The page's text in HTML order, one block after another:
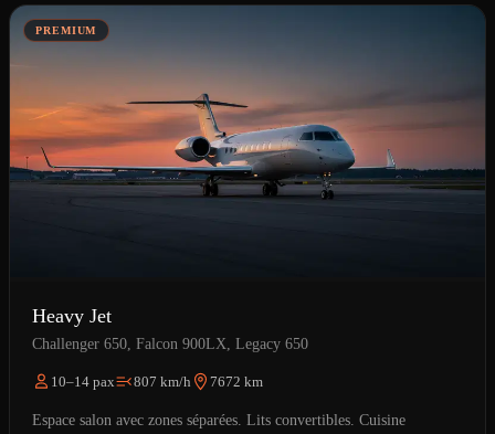
PREMIUM
Heavy Jet
Challenger 650, Falcon 900LX, Legacy 650
10–14 pax 807 km/h 7672 km
Espace salon avec zones séparées. Lits convertibles. Cuisine